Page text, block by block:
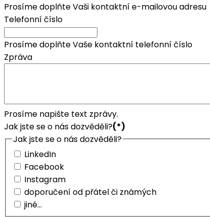
Prosíme doplňte Vaši kontaktní e-mailovou adresu
Telefonní číslo
Prosíme doplňte Vaše kontaktní telefonní číslo
Zpráva
Prosíme napište text zprávy.
Jak jste se o nás dozvěděli?(*)
Jak jste se o nás dozvěděli?
LinkedIn
Facebook
Instagram
doporučení od přátel či známých
jiné...